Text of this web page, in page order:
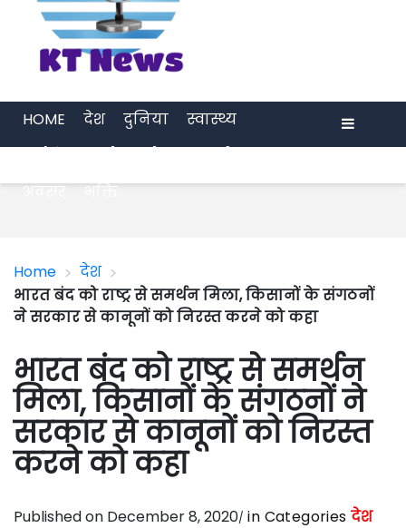
HOME देश दुनिया
स्वास्थ्य
अवसर
भक्ति
Home > देश >
भारत बंद को राष्ट्र से समर्थन मिला, किसानों के संगठनों
ने सरकार से कानूनों को निरस्त करने को कहा
भारत बंद को राष्ट्र से समर्थन
मिला, किसानों के संगठनों ने
सरकार से कानूनों को निरस्त
करने को कहा
Published on December 8, 2020 in Categories देश